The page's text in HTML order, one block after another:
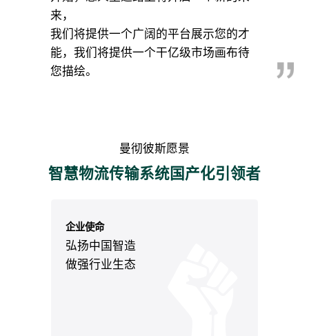
来，
我们将提供一个广阔的平台展示您的才
能，我们将提供一个干亿级市场画布待
您描绘。
曼彻彼斯愿景
智慧物流传输系统国产化引领者
企业使命
弘扬中国智造
做强行业生态